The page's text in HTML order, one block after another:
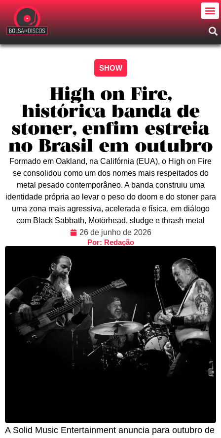
SHOW
High on Fire,
histórica banda de
stoner, enfim estreia
no Brasil em outubro
Formado em Oakland, na Califórnia (EUA), o High on Fire
se consolidou como um dos nomes mais respeitados do
metal pesado contemporâneo. A banda construiu uma
identidade própria ao levar o peso do doom e do stoner para
uma zona mais agressiva, acelerada e física, em diálogo
com Black Sabbath, Motörhead, sludge e thrash metal
26 de junho de 2026
Por: Redação
A Solid Music Entertainment anuncia para outubro de